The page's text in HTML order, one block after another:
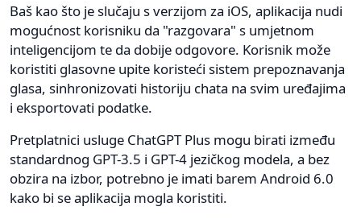
Baš kao što je slučaju s verzijom za iOS, aplikacija nudi
mogućnost korisniku da "razgovara" s umjetnom
inteligencijom te da dobije odgovore. Korisnik može
koristiti glasovne upite koristeći sistem prepoznavanja
glasa, sinhronizovati historiju chata na svim uređajima
i eksportovati podatke.
Pretplatnici usluge ChatGPT Plus mogu birati između
standardnog GPT-3.5 i GPT-4 jezičkog modela, a bez
obzira na izbor, potrebno je imati barem Android 6.0
kako bi se aplikacija mogla koristiti.